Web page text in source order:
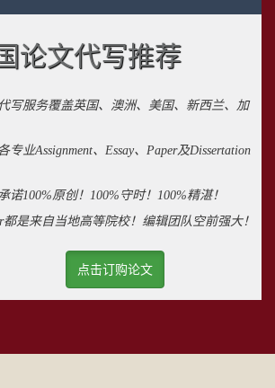
论文代写推荐
写服务覆盖英国、澳洲、美国、新西兰、加
专业Assignment、Essay、Paper及Dissertation
诺100%原创！100%守时！100%精湛！
都是来自当地高等院校！编辑团队空前强大！
点击订购论文